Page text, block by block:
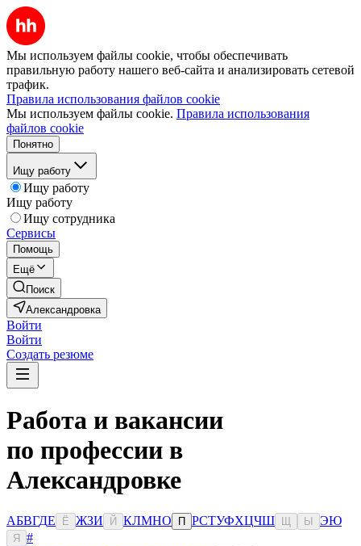
Мы используем файлы cookie, чтобы обеспечивать
правильную работу нашего веб-сайта и анализировать сетевой
трафик.
Правила использования файлов cookie
Мы используем файлы cookie. Правила использования
файлов cookie
Понятно
Ищу работу
Ищу работу
Ищу работу
Ищу сотрудника
Сервисы
Помощь
Ещё
Поиск
Александровка
Войти
Войти
Создать резюме
Работа и вакансии
по профессии в
Александровке
АБВГДЕ Ё ЖЗИ Й КЛМНО П РСТУФХЦЧШ Ы ЭЮ
Я
#